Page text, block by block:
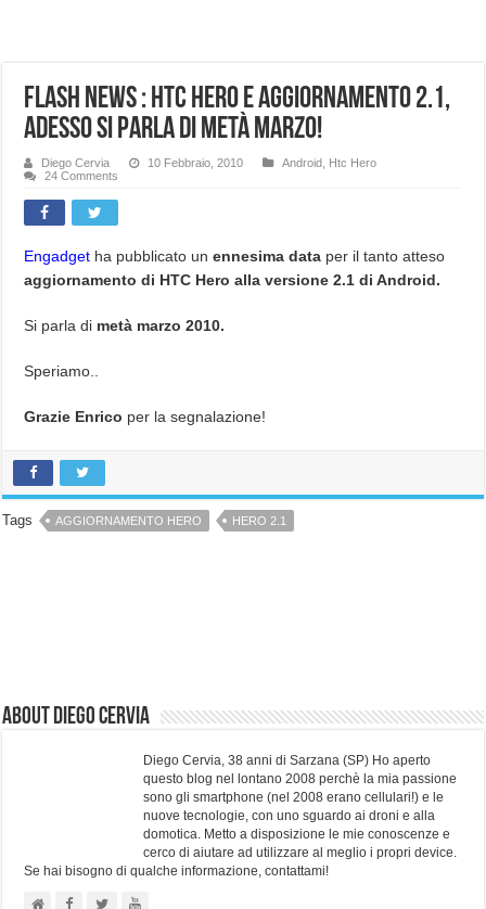
Cecotec Millor, recensione della mountain bike elettrica biammortizzata.
Chi l’ha detto che gli Open-Ear suonano male? Recensione EarFun Clip 2
BENKS OMNIWARRIOR: Più di un semplice vetro temperato!
Brondi Amico Vero 4G: Focus su SOS, sicurezza e controllo da remoto.
Flash News : HTC hero e aggiornamento 2.1,
adesso si parla di metà marzo!
Diego Cervia 10 Febbraio, 2010 Android Htc Hero
24 Comments
Engadget ha pubblicato un ennesima data per il tanto atteso
aggiornamento di HTC Hero alla versione 2.1 di Android.
Si parla di metà marzo 2010.
Speriamo..
Grazie Enrico per la segnalazione!
Tags AGGIORNAMENTO HERO HERO 2.1
About Diego Cervia
Diego Cervia, 38 anni di Sarzana (SP) Ho aperto
questo blog nel lontano 2008 perchè la mia passione
sono gli smartphone (nel 2008 erano cellulari!) e le
nuove tecnologie, con uno sguardo ai droni e alla
domotica. Metto a disposizione le mie conoscenze e
cerco di aiutare ad utilizzare al meglio i propri device.
Se hai bisogno di qualche informazione, contattami!